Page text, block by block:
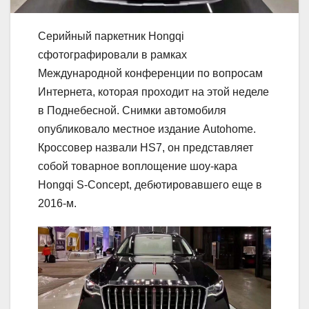
Серийный паркетник Hongqi
сфотографировали в рамках
Международной конференции по вопросам
Интернета, которая проходит на этой неделе
в Поднебесной. Снимки автомобиля
опубликовало местное издание Autohome.
Кроссовер назвали HS7, он представляет
собой товарное воплощение шоу-кара
Hongqi S-Concept, дебютировавшего еще в
2016-м.